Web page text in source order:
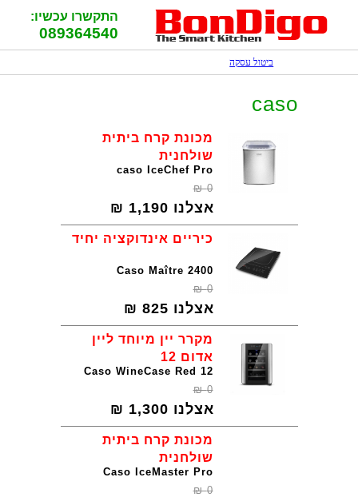
התקשרו עכשיו:
089364540
ביטול עסקה
caso
מכונת קרח ביתית
שולחנית
caso IceChef Pro
0
₪
אצלנו 1,190
₪
כיריים אינדוקציה יחיד
Caso Maître 2400
0
₪
אצלנו 825
₪
מקרר יין מיוחד ליין
אדום 12
Caso WineCase Red 12
0
₪
אצלנו 1,300
₪
מכונת קרח ביתית
שולחנית
Caso IceMaster Pro
0
₪